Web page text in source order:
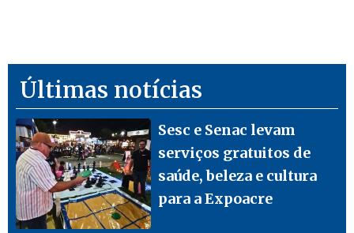
Últimas notícias
Sesc e Senac levam
serviços gratuitos de
saúde, beleza e cultura
para a Expoacre